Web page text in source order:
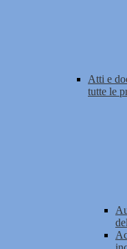
Atti e
tutte le